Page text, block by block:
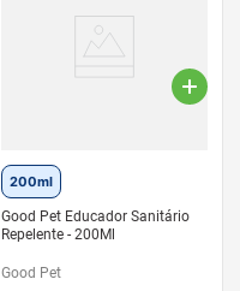
200ml
Good Pet Educador Sanitário
Repelente - 200Ml
Good Pet